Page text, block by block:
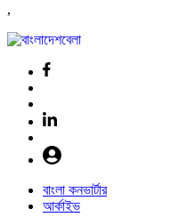
,
বাংলা কনভার্টার
আর্কাইভ